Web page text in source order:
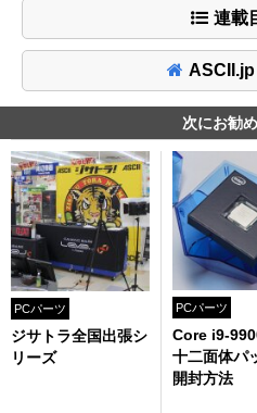
連載
次にお勧
PCパーツ
ジサトラ全国出張シ
リーズ
PCパーツ
Core i9-
十二面体パ
開封方法